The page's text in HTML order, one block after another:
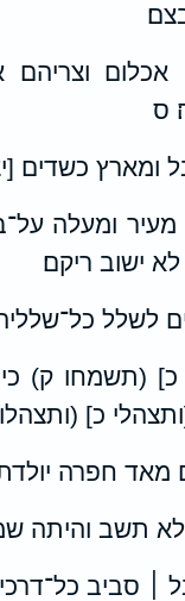
אכלום
ס
ומארץ כשדים
מעיר ומעלה
ישוב ריקם׃
לשלל כל־שלליה
(תשמחו ק) כי
כ]
חפרה
תשב והיתה
׀ סביב